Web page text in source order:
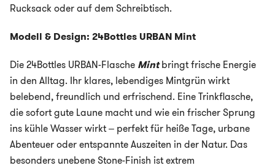
Rucksack oder auf dem Schreibtisch.
Modell & Design: 24Bottles URBAN Mint
Die 24Bottles URBAN-Flasche Mintbringt frische Energie
in den Alltag. Ihr klares, lebendiges Mintgrün wirkt
belebend, freundlich und erfrischend. Eine Trinkflasche,
die sofort gute Laune macht und wie ein frischer Sprung
ins kühle Wasser wirkt – perfekt für heiße Tage, urbane
Abenteuer oder entspannte Auszeiten in der Natur. Das
besonders unebene Stone-Finish ist extrem